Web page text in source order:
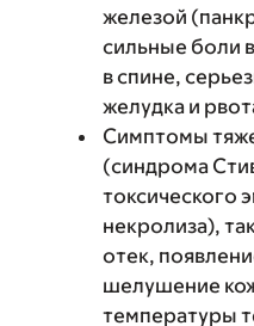
железой
сильные боли
в спине,
желудка и
Симптомы
(синдрома
токсического
некролиза),
отек,
шелушение
температуры